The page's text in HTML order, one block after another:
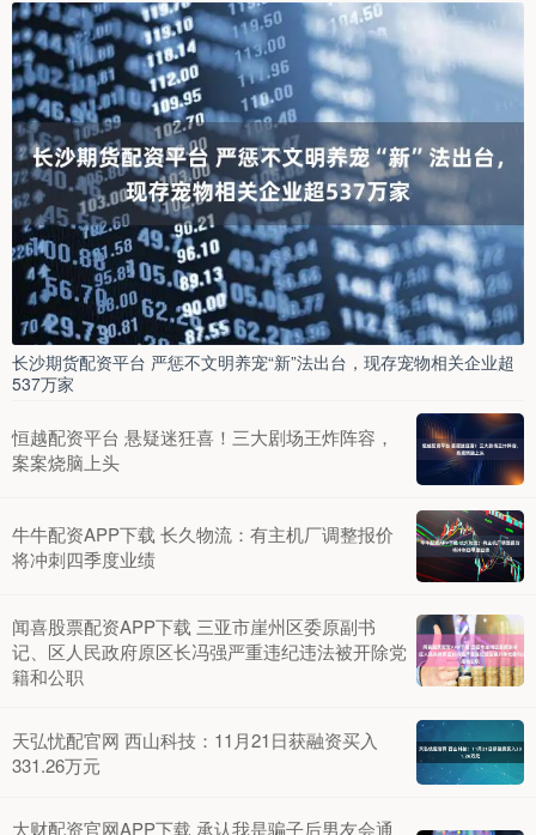
长沙期货配资平台 严惩不文明养宠“新”法出台，现存宠物相关企业超
537万家
恒越配资平台 悬疑迷狂喜！三大剧场王炸阵容，
案案烧脑上头
牛牛配资APP下载 长久物流：有主机厂调整报价
将冲刺四季度业绩
闻喜股票配资APP下载 三亚市崖州区委原副书
记、区人民政府原区长冯强严重违纪违法被开除党
籍和公职
天弘忧配官网 西山科技：11月21日获融资买入
331.26万元
大财配资官网APP下载 承认我是骗子后男友会通